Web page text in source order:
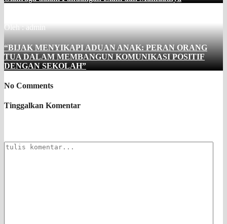
Oleh : admin
“BIJAK MENYIKAPI ADUAN ANAK: PERAN ORANG
TUA DALAM MEMBANGUN KOMUNIKASI POSITIF
DENGAN SEKOLAH”
No Comments
Tinggalkan Komentar